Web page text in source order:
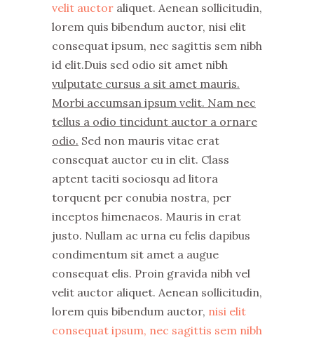
velit auctor aliquet. Aenean sollicitudin,
lorem quis bibendum auctor, nisi elit
consequat ipsum, nec sagittis sem nibh
id elit.Duis sed odio sit amet nibh
vulputate cursus a sit amet mauris.
Morbi accumsan ipsum velit. Nam nec
tellus a odio tincidunt auctor a ornare
odio. Sed non mauris vitae erat
consequat auctor eu in elit. Class
aptent taciti sociosqu ad litora
torquent per conubia nostra, per
inceptos himenaeos. Mauris in erat
justo. Nullam ac urna eu felis dapibus
condimentum sit amet a augue
consequat elis. Proin gravida nibh vel
velit auctor aliquet. Aenean sollicitudin,
lorem quis bibendum auctor, nisi elit
consequat ipsum, nec sagittis sem nibh